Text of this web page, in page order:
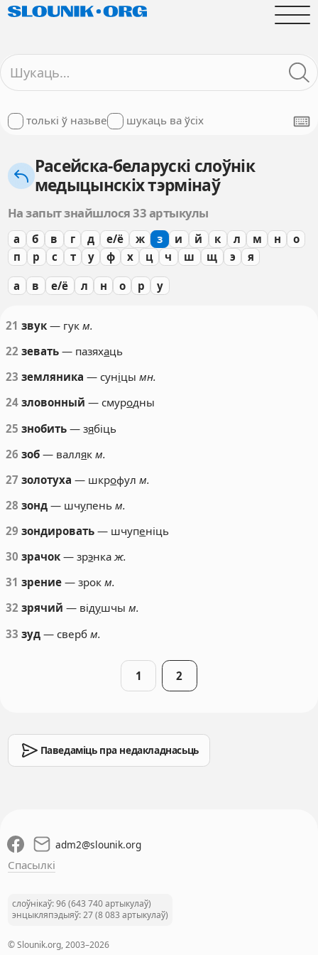
толькі ў назьве шукаць ва ўсіх
Расейска-беларускі слоўнік
медыцынскіх тэрмінаў
На запыт знайшлося 33 артыкулы
а б в г д е/ё ж з и й к л м н
о
п
р с т у ф х ц ч ш щ э я
а в е/ё л н о р у
21 звук — гукм.
22 зевать — пазяхаць
23 земляника — суніцымн.
24 зловонный — смуродны
25 знобить — зябіць
26 зоб — валлякм.
27 золотуха — шкрофулм.
28 зонд — шчупеньм.
29 зондировать — шчупеніць
30 зрачок — зрэнкаж.
31 зрение — зрокм.
32 зрячий — відушчым.
33 зуд — свербм.
1 2
Паведаміць пра недакладнасьць
adm2@slounik.org
Спасылкі
слоўнікаў: 96 (643 740 артыкулаў)
энцыкляпэдыяў: 27 (8 083 артыкулаў)
© Slounik.org, 2003–2026